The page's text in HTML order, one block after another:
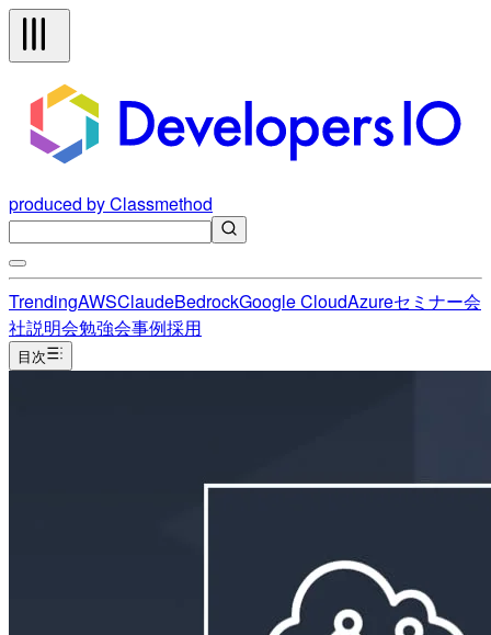
produced by Classmethod
TrendingAWSClaudeBedrockGoogle CloudAzureセミナー会
社説明会勉強会事例採用
目次